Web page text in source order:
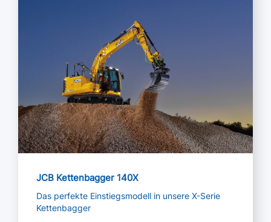
JCB Kettenbagger 140X
Das perfekte Einstiegsmodell in unsere X-Serie
Kettenbagger